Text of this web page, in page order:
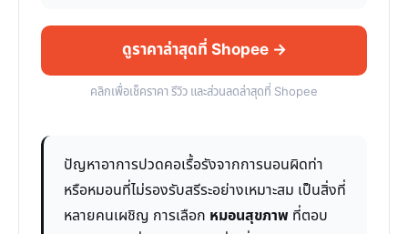
ดูราคาล่าสุดที่ Shopee →
คลิกเพื่อเช็คราคา รีวิว และส่วนลดล่าสุดที่ Shopee
ปัญหาอาการปวดคอเรื้อรังจากการนอนผิดท่า
หรือหมอนที่ไม่รองรับสรีระอย่างเหมาะสม เป็นสิ่งที่
หลายคนเผชิญ การเลือก หมอนสุขภาพ ที่ตอบ